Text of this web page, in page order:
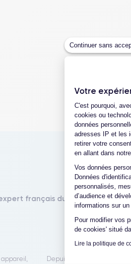
Continuer sans
Votre
C'est pourquoi,
cookies ou
données
adresses IP et les
retirer votre
en allant dans
Vos données
Données
personnalisés,
d’audience et
informations sur un
Pour modifier vos
de cookies' situé
Lire la politique de
Les
français du reconditionné.
Depuis 10 ans, nous